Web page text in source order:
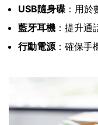
USB隨身碟 ：用於
藍牙耳機 ：提升通
行動電源：確保手